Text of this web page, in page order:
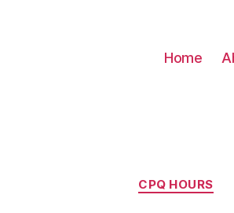
Home
CPQ HOURS